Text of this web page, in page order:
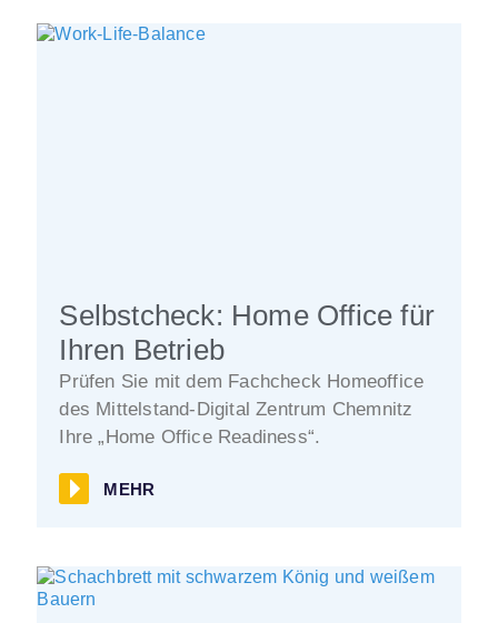
Selbstcheck: Home Office für
Ihren Betrieb
Prüfen Sie mit dem Fachcheck Homeoffice
des Mittelstand-Digital Zentrum Chemnitz
Ihre „Home Office Readiness“.
MEHR